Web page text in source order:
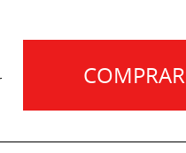
COMPRAR